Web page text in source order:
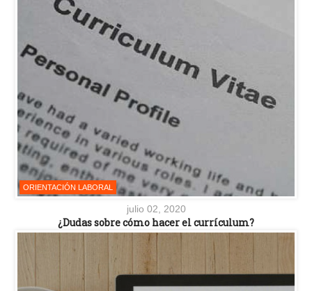
ORIENTACIÓN LABORAL
julio 02, 2020
¿Dudas sobre cómo hacer el currículum?